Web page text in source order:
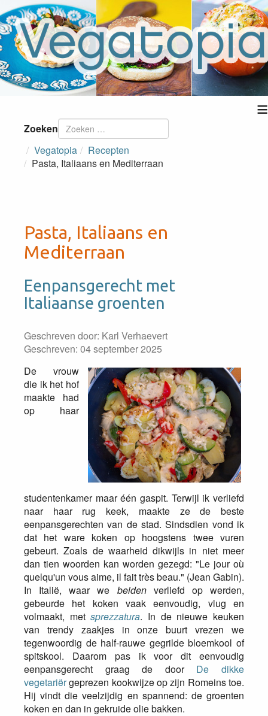
≡
Zoeken
Vegatopia
Recepten
Pasta, Italiaans en Mediterraan
Pasta, Italiaans en
Mediterraan
Eenpansgerecht met
Italiaanse groenten
Geschreven door: Karl Verhaevert
Geschreven: 04 september 2025
De vrouw
die ik het hof
maakte had
op haar
studentenkamer maar één gaspit. Terwijl ik verliefd
naar haar rug keek, maakte ze de beste
eenpansgerechten van de stad. Sindsdien vond ik
dat het ware koken op hoogstens twee vuren
gebeurt. Zoals de waarheid dikwijls in niet meer
dan tien woorden kan worden gezegd: "Le jour où
quelqu'un vous aime, il fait très beau." (Jean Gabin).
In Italië, waar we beiden verliefd op werden,
gebeurde het koken vaak eenvoudig, vlug en
volmaakt, metsprezzatura. In de nieuwe keuken
van trendy zaakjes in onze buurt vrezen we
tegenwoordig de half-rauwe gegrilde bloemkool of
spitskool. Daarom pas ik voor dit eenvoudig
eenpansgerecht graag de door De dikke
vegetariërgeprezen kookwijze op zijn Romeins toe.
Hij vindt die veelzijdig en spannend: de groenten
koken en dan in gekruide olie bakken.